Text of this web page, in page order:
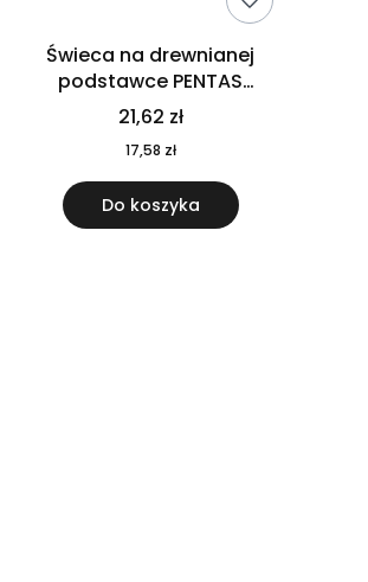
Świeca na drewnianej
podstawce PENTAS
MO6282-40
21,62 zł
17,58 zł
Do koszyka